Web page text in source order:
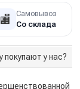
🏬 Самовывоз
Со склада
покупают у нас?